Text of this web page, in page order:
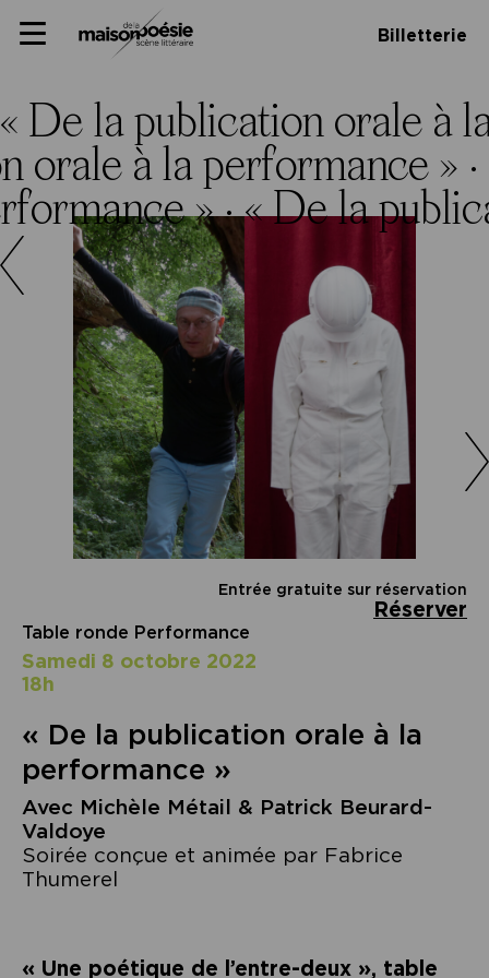
Panneau de gestion des cookies
to
littéraire
Primary
Billetterie
« De la publication orale à
orale à la performance » ·
» ·« De la
Entrée gratuite sur réservation
Réserver
Table ronde Performance
samedi 8 octobre 2022
18h
« De la publication orale à la
performance »
Avec Michèle Métail & Patrick Beurard-
Valdoye
Soirée conçue et animée par Fabrice
Thumerel
« Une poétique de l’entre-deux », table